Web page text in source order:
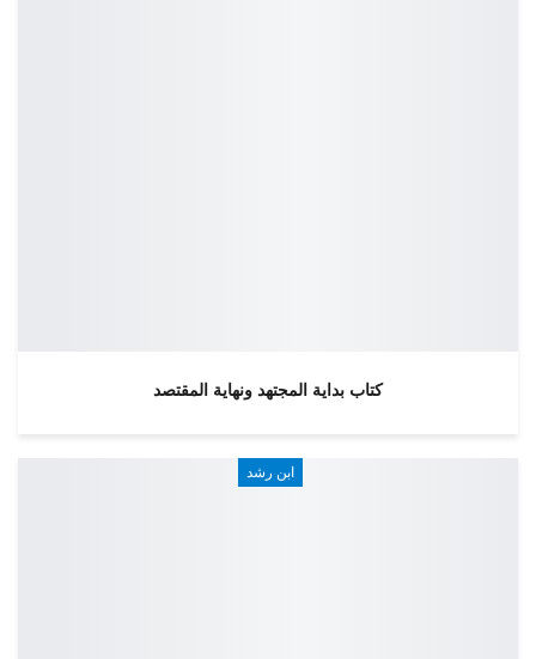
كتاب بداية المجتهد ونهاية المقتصد
ابن رشد